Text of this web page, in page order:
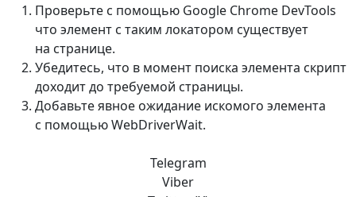
Проверьте с помощью Google Chrome DevTools
что элемент с таким локатором существует
на странице.
Убедитесь, что в момент поиска элемента скрипт
доходит до требуемой страницы.
Добавьте явное ожидание искомого элемента
с помощью WebDriverWait.
Telegram
Viber